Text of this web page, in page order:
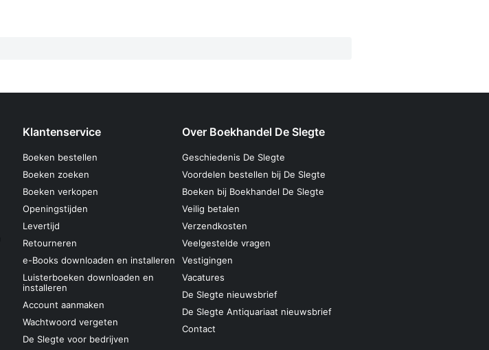
Klantenservice
Boeken bestellen
Boeken zoeken
Boeken verkopen
Openingstijden
Levertijd
Retourneren
e-Books downloaden en installeren
Luisterboeken downloaden en
installeren
Account aanmaken
Wachtwoord vergeten
De Slegte voor bedrijven
Over Boekhandel De Slegte
Geschiedenis De Slegte
Voordelen bestellen bij De Slegte
Boeken bij Boekhandel De Slegte
Veilig betalen
Verzendkosten
Veelgestelde vragen
Vestigingen
Vacatures
De Slegte nieuwsbrief
De Slegte Antiquariaat nieuwsbrief
Contact